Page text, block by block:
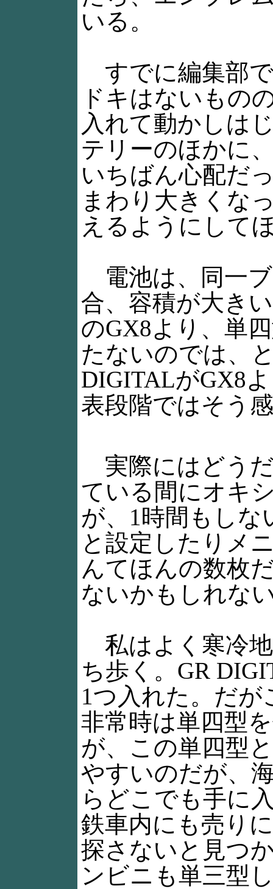
いる。
すでに編集部
ドキはないもの
入れて動かしは
テリーのほかに
いちばん心配だ
まわり大きくな
えるようにして
電池は、同一
合、容積が大き
のGX8より、単
たないのでは、
DIGITALがGX8
表段階ではそう
実際にはどう
ている間にオキ
が、1時間もし
と設定したりメ
んてほんの数枚
ないかもしれな
私はよく寒冷
ち歩く。GR
1つ入れた。だ
非常時は単四型
が、この単四型
やすいのだが、
らどこでも手に
鉄車内にも売り
探さないと見つ
ンビニも単三型